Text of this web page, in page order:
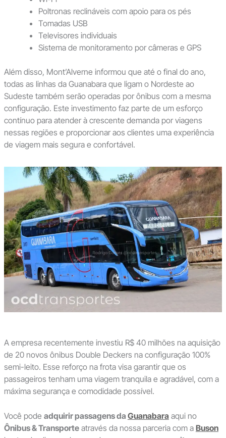
Poltronas reclináveis com apoio para os pés
Tomadas USB
Televisores individuais
Sistema de monitoramento por câmeras e GPS
Além disso, Mont’Alverne informou que até o final do ano,
todas as linhas da Guanabara que ligam o Nordeste ao
Sudeste também serão operadas por ônibus com a mesma
configuração. Este investimento faz parte de um esforço
contínuo para atender à crescente demanda por viagens
nessas regiões e proporcionar aos clientes uma experiência
de viagem mais segura e confortável.
A empresa recentemente investiu R$ 40 milhões na aquisição
de 20 novos ônibus Double Deckers na configuração 100%
semi-leito. Esse reforço na frota visa garantir que os
passageiros tenham uma viagem tranquila e agradável, com a
máxima segurança e comodidade possível.
Você pode adquirir passagens da Guanabara aqui no
Ônibus & Transporteatravés da nossa parceria com a Buson